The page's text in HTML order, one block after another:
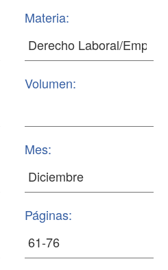
Materia:
Volumen:
Mes:
Páginas: